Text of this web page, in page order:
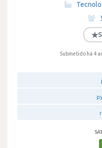
★
Submetido há 4